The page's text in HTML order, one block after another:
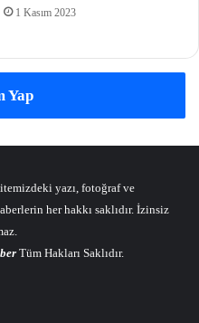
1 Kasım 2023
Yap
yazı, fotoğraf ve
her hakkı saklıdır. İzinsiz
Tüm Hakları Saklıdır.